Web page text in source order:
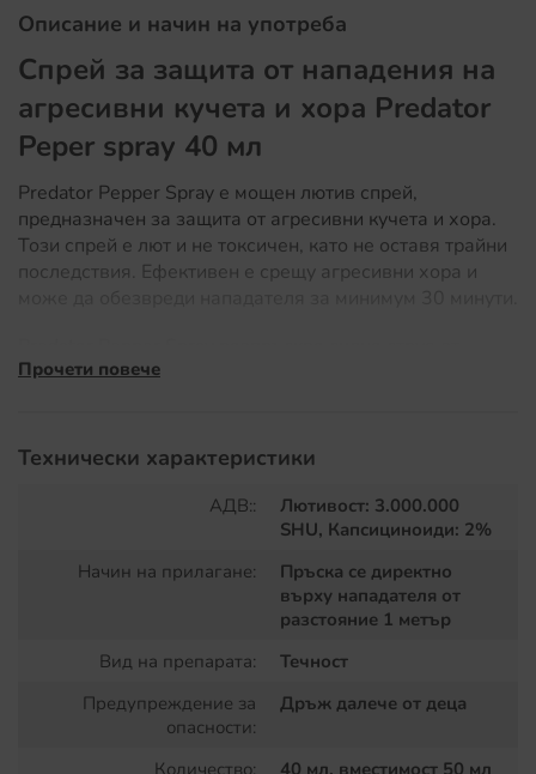
Описание и начин на употреба
Спрей за защита от нападения на
агресивни кучета и хора Predator
Peper spray 40 мл
Predator Pepper Spray е мощен лютив спрей,
предназначен за защита от агресивни кучета и хора.
Този спрей е лют и не токсичен, като не оставя трайни
последствия. Ефективен е срещу агресивни хора и
лютив капсаицин, като този вид разпръскване
атакуващата заплаха, независимо дали става дума за
контрол правят спрея изключително ефективен и
Ето някои от характеристиките на Predator Pepper
Силно действие:Този лютив спрей предизвиква
зачервяване, подуване и силно парене на кожата
и очите на нападателя, както и обилно разкъсване
Прочети повече
Технически характеристики
АДВ::
Лютивост: 3.000.000
SHU, Капсициноиди: 2%
Начин на прилагане:
Пръска се директно
върху нападателя от
разстояние 1 метър
Вид на препарата:
Течност
Предупреждение за
опасности:
Дръж далече от деца
Количество:
40 мл, вместимост 50 мл